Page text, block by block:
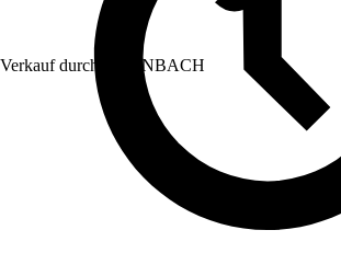
Verkauf durch: HORNBACH